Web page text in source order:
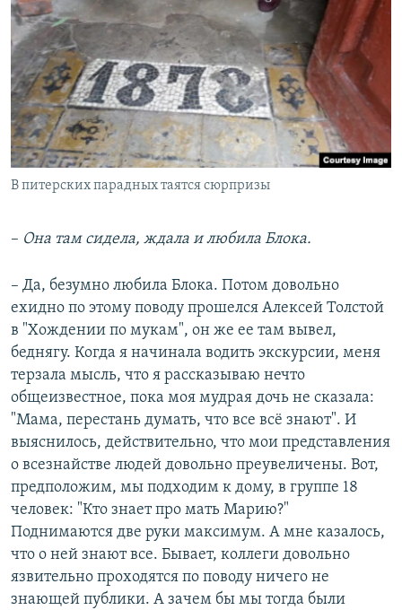
В питерских парадных таятся сюрпризы
– Она там сидела, ждала и любила Блока.
– Да, безумно любила Блока. Потом довольно
ехидно по этому поводу прошелся Алексей Толстой
в "Хождении по мукам", он же ее там вывел,
беднягу. Когда я начинала водить экскурсии, меня
терзала мысль, что я рассказываю нечто
общеизвестное, пока моя мудрая дочь не сказала:
"Мама, перестань думать, что все всё знают". И
выяснилось, действительно, что мои представления
о всезнайстве людей довольно преувеличены. Вот,
предположим, мы подходим к дому, в группе 18
человек: "Кто знает про мать Марию?"
Поднимаются две руки максимум. А мне казалось,
что о ней знают все. Бывает, коллеги довольно
язвительно проходятся по поводу ничего не
знающей публики. А зачем бы мы тогда были